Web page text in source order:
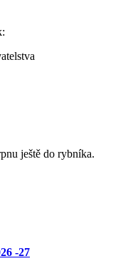
ještě do rybníka.
-27